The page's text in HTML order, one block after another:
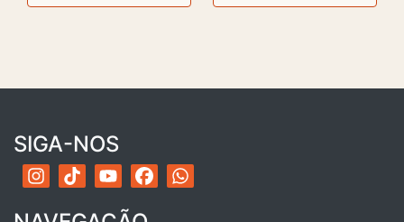
SIGA-NOS